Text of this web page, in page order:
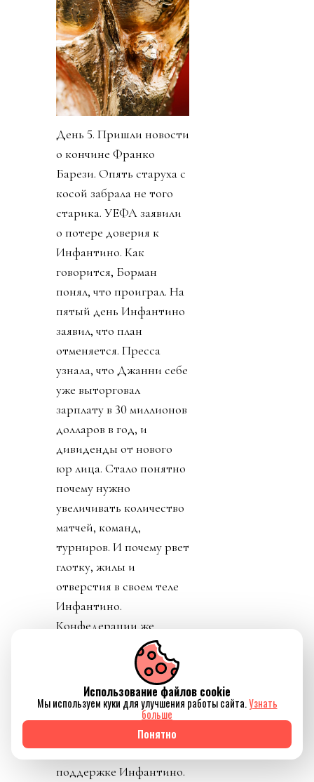
День 5. Пришли новости
о кончине Франко
Барези. Опять старуха с
косой забрала не того
старика. УЕФА заявили
о потере доверия к
Инфантино. Как
говорится, Борман
понял, что проиграл. На
пятый день Инфантино
заявил, что план
отменяется. Пресса
узнала, что Джанни себе
уже выторговал
зарплату в 30 миллионов
долларов в год, и
дивиденды от нового
юр лица. Стало понятно
почему нужно
увеличивать количество
матчей, команд,
турниров. И почему рвет
глотку, жилы и
отверстия в своем теле
Инфантино.
Конфедерации же
начали объединяться
против заговора
президента ФИФА.
День 6. В субботу было
тихо. Только Катар
заявил о своей
поддержке Инфантино.
Использование файлов cookie
Мы используем куки для улучшения работы сайта.Узнать
больше
Понятно